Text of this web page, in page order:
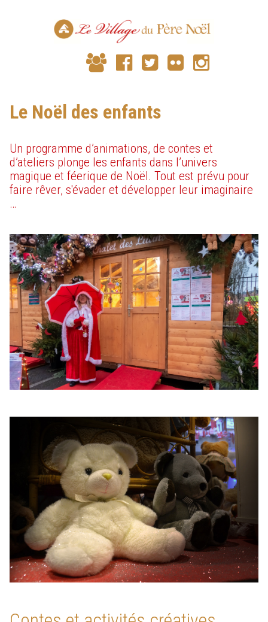
Le Noël des enfants
Un programme d’animations, de contes et
d’ateliers plonge les enfants dans l’univers
magique et féerique de Noël. Tout est prévu pour
faire rêver, s'évader et développer leur imaginaire
…